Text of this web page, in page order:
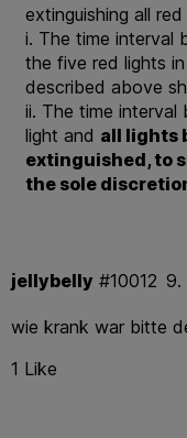
extinguishing all
i. The time interval
the five red lights
described above
ii. The time
light and all lights
extinguished, to
the sole
jellybelly 9.
#10012
wie krank war bitte
1 Like